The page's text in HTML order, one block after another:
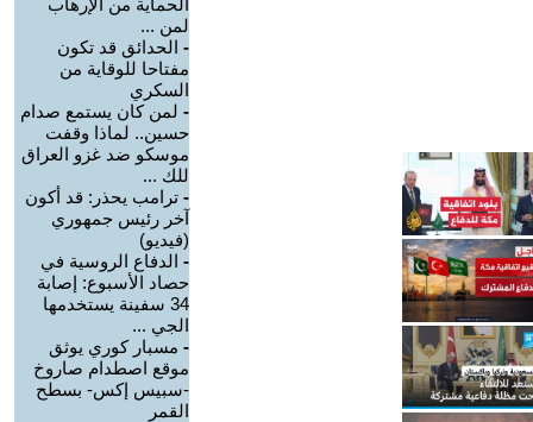
الحماية من الإرهاب
لمن ...
- الحدائق قد تكون
مفتاحا للوقاية من
السكري
- لمن كان يستمع صدام
حسين.. لماذا وقفت
موسكو ضد غزو العراق
للك ...
- ترامب يحذر: قد أكون
آخر رئيس جمهوري
(فيديو)
- الدفاع الروسية في
حصاد الأسبوع: إصابة
34 سفينة يستخدمها
الجي ...
- مسبار كوري يوثق
موقع اصطدام صاروخ
-سبيس إكس- بسطح
القمر